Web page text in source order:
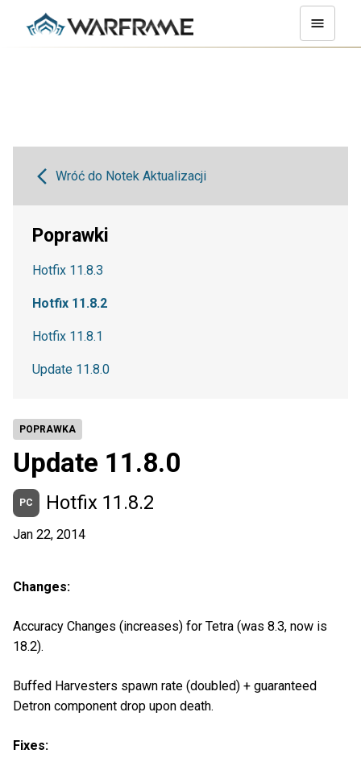
POPRAWKA
Update 11.8.0
PC Hotfix 11.8.2
Jan 22, 2014
Changes:
Accuracy Changes (increases) for Tetra (was 8.3, now is
18.2).
Buffed Harvesters spawn rate (doubled) + guaranteed
Detron component drop upon death.
Fixes:
Wróć do Notek Aktualizacji
Poprawki
Hotfix 11.8.3
Hotfix 11.8.2
Hotfix 11.8.1
Update 11.8.0